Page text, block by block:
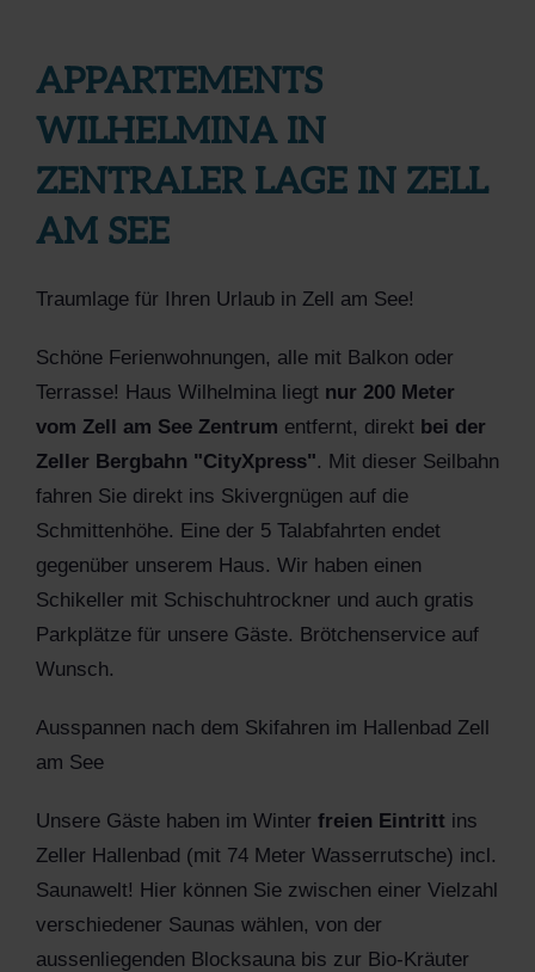
APPARTEMENTS
WILHELMINA IN
ZENTRALER LAGE IN ZELL
AM SEE
Traumlage für Ihren Urlaub in Zell am See!
Schöne Ferienwohnungen, alle mit Balkon oder
Terrasse! Haus Wilhelmina liegt nur 200 Meter
vom Zell am See Zentrum entfernt, direkt bei der
Zeller Bergbahn "CityXpress". Mit dieser Seilbahn
fahren Sie direkt ins Skivergnügen auf die
Schmittenhöhe. Eine der 5 Talabfahrten endet
gegenüber unserem Haus. Wir haben einen
Schikeller mit Schischuhtrockner und auch gratis
Parkplätze für unsere Gäste. Brötchenservice auf
Wunsch.
Ausspannen nach dem Skifahren im Hallenbad Zell
am See
Unsere Gäste haben im Winter freien Eintritt ins
Zeller Hallenbad (mit 74 Meter Wasserrutsche) incl.
Saunawelt! Hier können Sie zwischen einer Vielzahl
verschiedener Saunas wählen, von der
aussenliegenden Blocksauna bis zur Bio-Kräuter